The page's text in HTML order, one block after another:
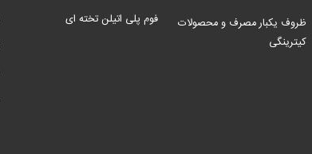
ظروف یکبار مصرف و محصولات
کیترینگی
فوم پلی اتیلن تخته ای